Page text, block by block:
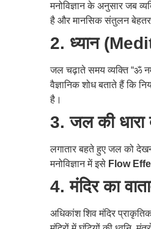
मनोविज्ञान के अनुसार जब
है और मानसिक संतुलन बेहतर
2. ध्यान
जल चढ़ाते समय व्यक्ति “ॐ
वैज्ञानिक शोध बताते हैं कि
है।
3. जल की
लगातार बहते हुए जल को
मनोविज्ञान में इसे Flow
4. मंदिर का
अधिकांश शिव मंदिर